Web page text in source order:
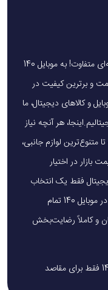
یک خرید هوشمندانه ، قیمت منصفانه، تجربه‌ای متفاوت! به موبایل 140
و برترین کیفیت در
موبایل و کالاهای دیجیتال، ما
هر آنچه نیاز
متنوع‌ترین لوازم جانبی،
بازار در اختیار
فقط یک انتخاب
نیست، بلکه یک تجربه است! به همین دلیل در موبایل 140 تمام
و کاملاً رضایت‌بخش
استفاده از مطالب فروشگاه اینترنتی موبایل 140 فقط برای مقاصد